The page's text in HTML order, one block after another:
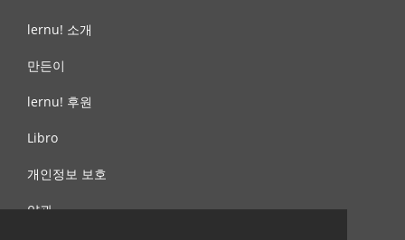
lernu! 소개
만든이
lernu! 후원
Libro
개인정보 보호
약관